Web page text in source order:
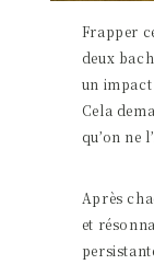
Frapper
deux
un
Cela
qu’on ne
Après
et